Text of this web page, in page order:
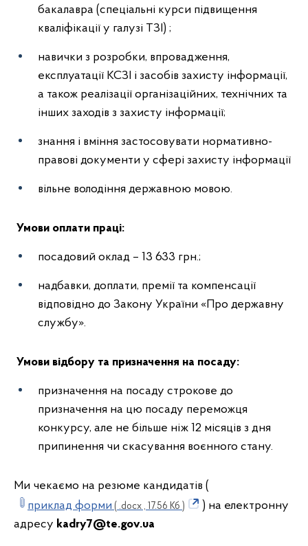
бакалавра (спеціальні курси підвищення
кваліфікації у галузі ТЗІ) ;
навички з розробки, впровадження,
експлуатації КСЗІ і засобів захисту інформації,
а також реалізації організаційних, технічних та
інших заходів з захисту інформації;
знання і вміння застосовувати нормативно-
правові документи у сфері захисту інформації
вільне володіння державною мовою.
Умови оплати праці:
посадовий оклад – 13 633 грн.;
надбавки, доплати, премії та компенсації
відповідно до Закону України «Про державну
службу».
Умови відбору та призначення на посаду:
призначення на посаду строкове до
призначення на цю посаду переможця
конкурсу, але не більше ніж 12 місяців з дня
припинення чи скасування воєнного стану.
Ми чекаємо на резюме кандидатів (
приклад форми ( .docx , 17.56 Кб )
) на електронну
адресу kadry7@te.gov.ua